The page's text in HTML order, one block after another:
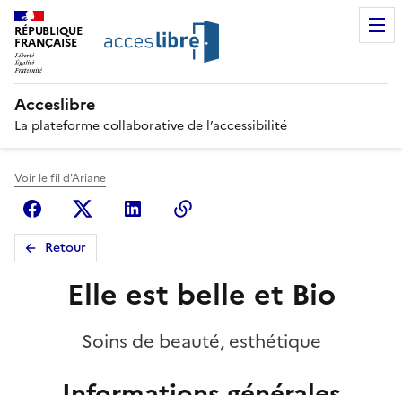
RÉPUBLIQUE
FRANÇAISE
Acceslibre
La plateforme collaborative de l’accessibilité
Voir le fil d'Ariane
FacebookX (anciennement Twitter)
Linkedin
Retour
Elle est belle et Bio
Soins de beauté, esthétique